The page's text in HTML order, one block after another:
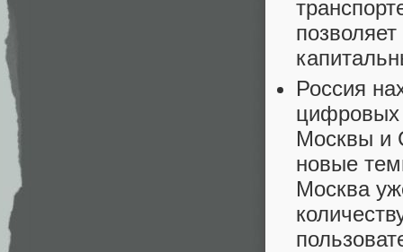
Россия
цифровых
Москвы и
новые
Москва